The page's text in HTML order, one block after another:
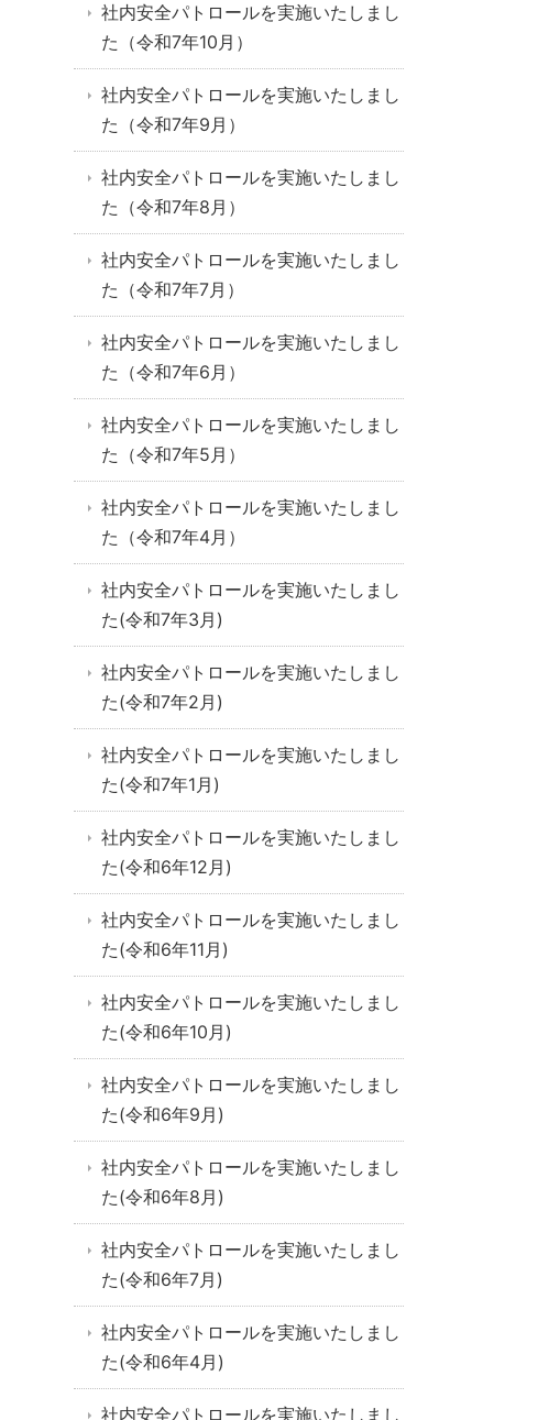
社内安全パトロールを実施いたしまし
た（令和7年10月）
社内安全パトロールを実施いたしまし
た（令和7年9月）
社内安全パトロールを実施いたしまし
た（令和7年8月）
社内安全パトロールを実施いたしまし
た（令和7年7月）
社内安全パトロールを実施いたしまし
た（令和7年6月）
社内安全パトロールを実施いたしまし
た（令和7年5月）
社内安全パトロールを実施いたしまし
た（令和7年4月）
社内安全パトロールを実施いたしまし
た(令和7年3月)
社内安全パトロールを実施いたしまし
た(令和7年2月)
社内安全パトロールを実施いたしまし
た(令和7年1月)
社内安全パトロールを実施いたしまし
た(令和6年12月)
社内安全パトロールを実施いたしまし
た(令和6年11月)
社内安全パトロールを実施いたしまし
た(令和6年10月)
社内安全パトロールを実施いたしまし
た(令和6年9月)
社内安全パトロールを実施いたしまし
た(令和6年8月)
社内安全パトロールを実施いたしまし
た(令和6年7月)
社内安全パトロールを実施いたしまし
た(令和6年4月)
社内安全パトロールを実施いたしまし